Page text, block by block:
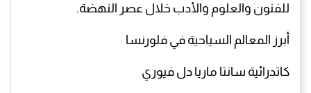
للفنون والعلوم والأدب خلال عصر النهضة.
أبرز المعالم السياحية في فلورنسا
كاتدرائية سانتا ماريا دل فيوري